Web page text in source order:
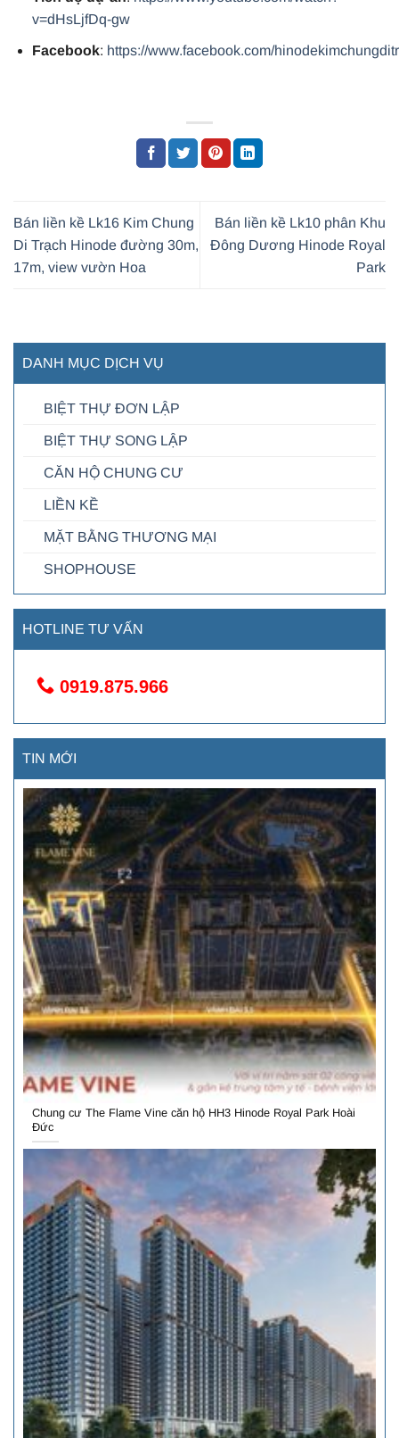
v=dHsLjfDq-gw
Facebook: https://www.facebook.com/
Bán liền kề Lk16 Kim Chung
Di Trạch Hinode đường 30m,
17m, view vườn Hoa
Bán liền kề Lk10 phân Khu
Đông Dương Hinode Royal
Park
DANH MỤC DỊCH VỤ
BIỆT THỰ ĐƠN LẬP
BIỆT THỰ SONG LẬP
CĂN HỘ CHUNG CƯ
LIỀN KỀ
MẶT BẰNG THƯƠNG MẠI
SHOPHOUSE
HOTLINE TƯ VẤN
0919.875.966
TIN MỚI
Chung cư The Flame Vine căn hộ HH3 Hinode Royal Park Hoài
Đức